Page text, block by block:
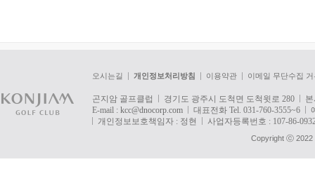
오시는길 개인정보처리방침 이용약관 이메일 무단수집 거
곤지암 골프클럽 경기도 광주시 도척면 도척윗로 280
E-mail : kcc@dnocorp.com 대표전화 Tel. 031-760-3555~6
개인정보보호책임자 : 정현
사업자등록번호 : 107-86-
Copyright ⓒ 2022